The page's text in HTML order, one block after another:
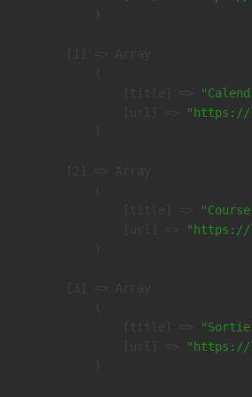
"https://
"https://
"https://